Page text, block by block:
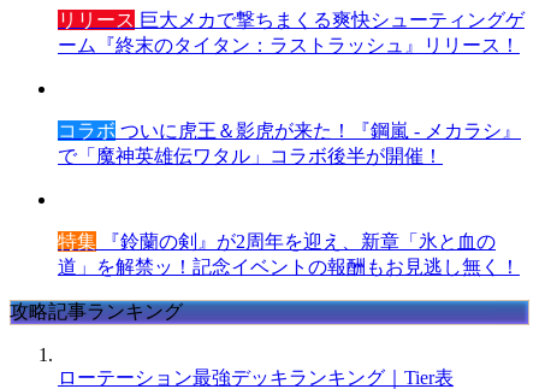
リリース 巨大メカで撃ちまくる爽快シューティングゲ
ーム『終末のタイタン：ラストラッシュ』リリース！
コラボ ついに虎王＆影虎が来た！『鋼嵐 - メカラシ』
で「魔神英雄伝ワタル」コラボ後半が開催！
特集 『鈴蘭の剣』が2周年を迎え、新章「氷と血の
道」を解禁ッ！記念イベントの報酬もお見逃し無く！
攻略記事ランキング
ローテーション最強デッキランキング｜Tier表